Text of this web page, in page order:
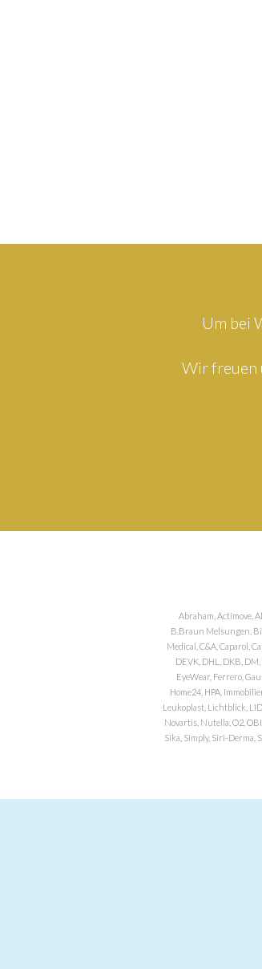
Um bei
Wir freuen
Abraham, Actimove,
B.Braun Melsungen,
Medical, C&A, Caparol,
DEVK, DHL, DKB,
EyeWear, Ferrero,
Home24, HPA,
Leukoplast, Lichtblick,
Novartis, Nutella, O2,
Sika, Simply, Siri-Derma,